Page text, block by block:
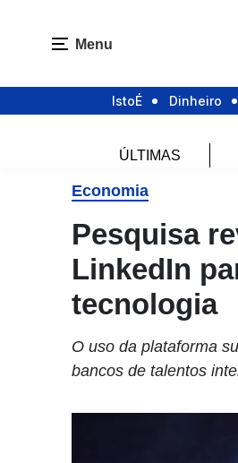
Menu
IstoÉ Dinheiro
ÚLTIMAS
Economia
Pesquisa
LinkedIn
tecnologia
O uso da plataforma
bancos de talentos